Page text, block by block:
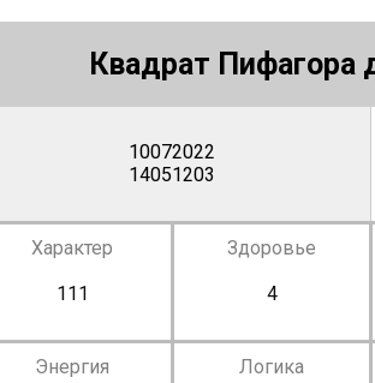
Квадрат Пифагора
10072022
14051203
Характер
111
Здоровье
4
Энергия
Логика